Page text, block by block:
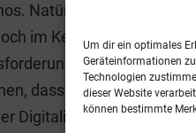
Um dir ein optimales
Geräteinformationen
Technologien
dieser Website
können bestimmte
Natürlich hat jeder
im Kern folgen viele
liegt darin,
dass Software damit
Digitalisierung: